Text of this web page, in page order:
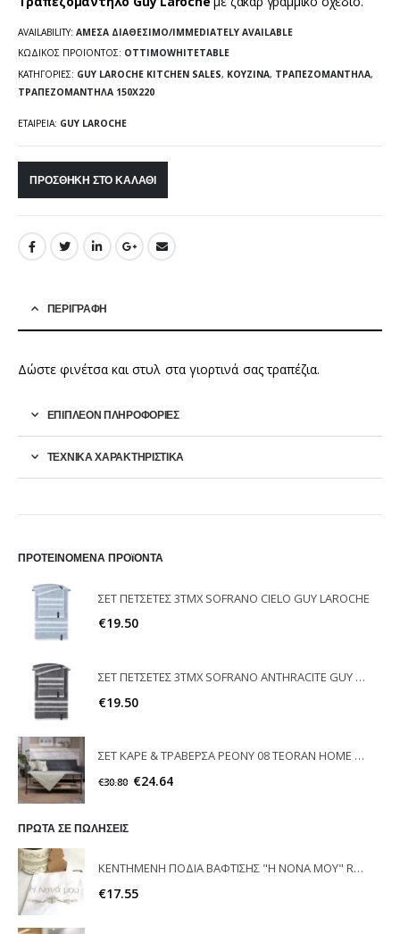
AVAILABILITY: ΆΜΕΣΑ ΔΙΑΘΈΣΙΜΟ/IMMEDIATELY AVAILABLE
ΚΩΔΙΚΌΣ ΠΡΟΪΌΝΤΟΣ: OTTIMOWHITETABLE
ΚΑΤΗΓΟΡΊΕΣ: GUY LAROCHE KITCHEN SALES, ΚΟΥΖΊΝΑ, ΤΡΑΠΕΖΟΜΆΝΤΗΛΑ,
ΤΡΑΠΕΖΟΜΆΝΤΗΛΑ 150X220
ΕΤΑΙΡΕΊΑ: GUY LAROCHE
ΠΡΟΣΘΉΚΗ ΣΤΟ ΚΑΛΆΘΙ
ΠΕΡΙΓΡΑΦΉ
Δώστε φινέτσα και στυλ στα γιορτινά σας τραπέζια.
ΕΠΙΠΛΈΟΝ ΠΛΗΡΟΦΟΡΊΕΣ
ΤΕΧΝΙΚΑ ΧΑΡΑΚΤΗΡΙΣΤΙΚΑ
ΠΡΟΤΕΙΝΟΜΕΝΑ ΠΡΟϊΟΝΤΑ
ΣΕΤ ΠΕΤΣΕΤΕΣ 3ΤΜΧ SOFRANO CIELO GUY LAROCHE
€19.50
ΣΕΤ ΠΕΤΣΕΤΕΣ 3ΤΜΧ SOFRANO ANTHRACITE GUY LAROCHE
€19.50
ΣΕΤ ΚΑΡΕ & ΤΡΑΒΕΡΣΑ PEONY 08 TEORAN HOME & MORE
€30.80 €24.64
ΠΡΩΤΑ ΣΕ ΠΩΛΗΣΕΙΣ
ΚΕΝΤΗΜΕΝΗ ΠΟΔΙΑ ΒΑΦΤΙΣΗΣ "Η ΝΟΝΑ ΜΟΥ" RAISON D'ETRE
€17.55